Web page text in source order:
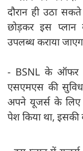
दौरान ही उठा
छोड़कर इस प्लान
उपलब्ध कराया
- BSNL के ऑफर
एसएमएस की
अपने यूजर्स के लिए
पेश किया था, इसकी